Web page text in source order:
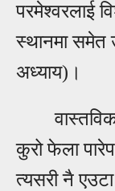
परमेश्वरलाई
स्थानमा समेत
अध्याय)।
कुरो फेला
त्यसरी नै